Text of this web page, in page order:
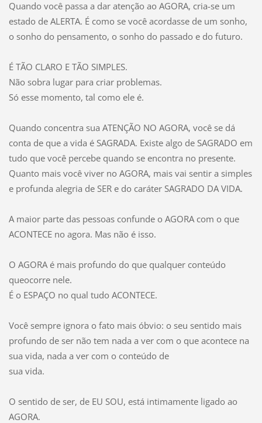
Quando você passa a dar atenção ao AGORA, cria-se um
estado de ALERTA. É como se você acordasse de um sonho,
o sonho do pensamento, o sonho do passado e do futuro.
É TÃO CLARO E TÃO SIMPLES.
Não sobra lugar para criar problemas.
Só esse momento, tal como ele é.
Quando concentra sua ATENÇÃO NO AGORA, você se dá
conta de que a vida é SAGRADA. Existe algo de SAGRADO em
tudo que você percebe quando se encontra no presente.
Quanto mais você viver no AGORA, mais vai sentir a simples
e profunda alegria de SER e do caráter SAGRADO DA VIDA.
A maior parte das pessoas confunde o AGORA com o que
ACONTECE no agora. Mas não é isso.
O AGORA é mais profundo do que qualquer conteúdo
queocorre nele.
É o ESPAÇO no qual tudo ACONTECE.
Você sempre ignora o fato mais óbvio: o seu sentido mais
profundo de ser não tem nada a ver com o que acontece na
sua vida, nada a ver com o conteúdo de
sua vida.
O sentido de ser, de EU SOU, está intimamente ligado ao
AGORA.